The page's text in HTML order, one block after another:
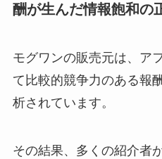
酬が生んだ情報飽和の
モグワンの販売元は、ア
て比較的競争力のある報
析されています。
その結果、多くの紹介者